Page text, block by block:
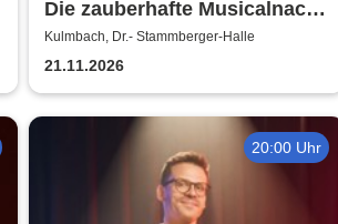
Die zauberhafte Musicalnacht
- Neue Tettauer
Theatergruppe
Kulmbach, Dr.- Stammberger-Halle
21.11.2026
20:00 Uhr